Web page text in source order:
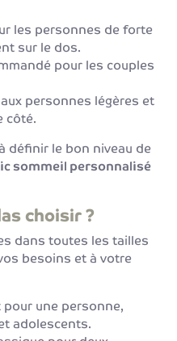
les personnes de forte
sur le dos.
pour les couples
personnes légères et
côté.
définir le bon niveau de
sommeil personnalisé
choisir ?
dans toutes les tailles
besoins et à votre
pour une personne,
adolescents.